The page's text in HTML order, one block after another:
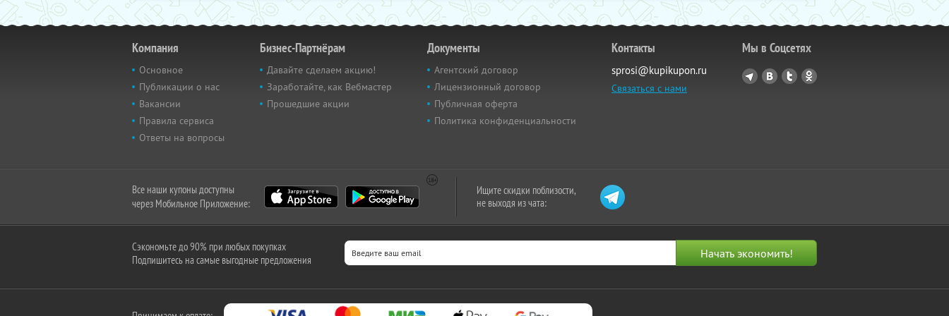
Компания
Основное
Публикации о нас
Вакансии
Правила сервиса
Ответы на вопросы
Бизнес-Партнёрам
Давайте сделаем акцию!
Заработайте, как Вебмастер
Прошедшие акции
Документы
Агентский договор
Лицензионный договор
Публичная оферта
Политика конфиденциальности
Контакты
sprosi@kupikupon.ru
Связаться с нами
Мы в Соцсетях
Все наши купоны доступны
через Мобильное Приложение:
Ищите скидки поблизости,
не выходя из чата:
Сэкономьте до 90% при любых покупках
Подпишитесь на самые выгодные предложения